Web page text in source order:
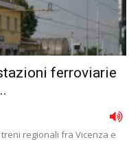
ferroviarie
regionali fra Vicenza e